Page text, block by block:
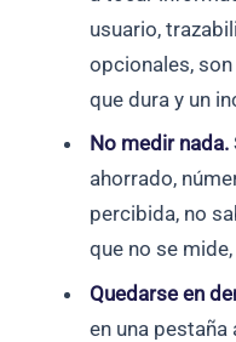
usuario,
opcionales,
que dura y un
No medir nada.
ahorrado,
percibida, no
que no se
Quedarse en
en una pestaña